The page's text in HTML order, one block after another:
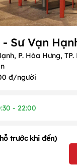
Sư Vạn
P. Hòa Hưng,
đ/người
- 22:00
trước khi đến)